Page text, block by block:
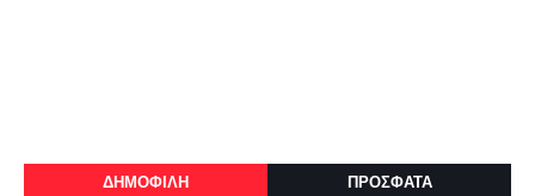
ΔΗΜΟΦΙΛΗ ΠΡΟΣΦΑΤΑ